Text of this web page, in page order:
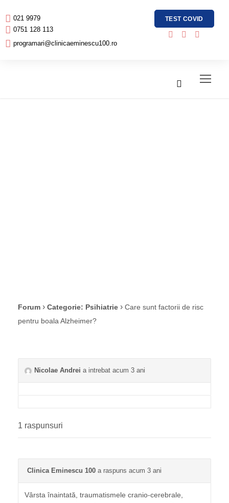
021 9979
0751 128 113
programari@clinicaeminescu100.ro
TEST COVID
Forum › Categorie: Psihiatrie › Care sunt factorii de risc
pentru boala Alzheimer?
Nicolae Andrei a intrebat acum 3 ani
1 raspunsuri
Clinica Eminescu 100 a raspuns acum 3 ani
Vârsta înaintată, traumatismele cranio-cerebrale,